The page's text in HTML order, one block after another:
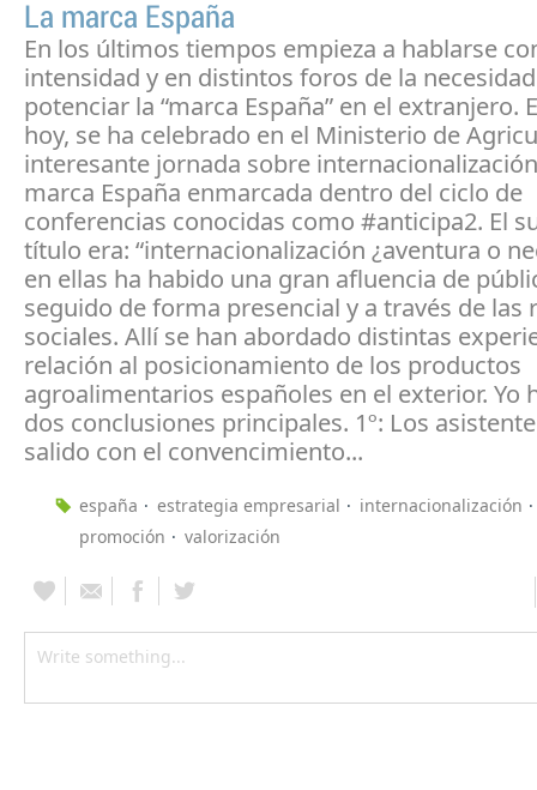
La marca España
En los últimos tiempos empieza a hablarse
intensidad y en distintos foros de la
potenciar la “marca España” en el extranjero.
hoy, se ha celebrado en el Ministerio de
interesante jornada sobre
marca España enmarcada dentro del ciclo de
conferencias conocidas como #anticipa2. El
título era: “internacionalización ¿aventura o
en ellas ha habido una gran afluencia de
seguido de forma presencial y a través de las
sociales. Allí se han abordado distintas
relación al posicionamiento de los productos
agroalimentarios españoles en el exterior. Yo
dos conclusiones principales. 1º: Los
salido con el convencimiento...
españa estrategia empresarial
internacionalización
promoción
valorización